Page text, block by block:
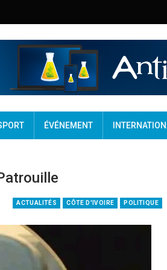
ÉVÉNEMENT
ACTUALITÉS CÔTE D'IVOIRE POLITIQUE